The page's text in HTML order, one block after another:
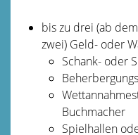
bis zu drei (ab
zwei) Geld- oder
Schank- oder
Buchmacher
Spielhallen